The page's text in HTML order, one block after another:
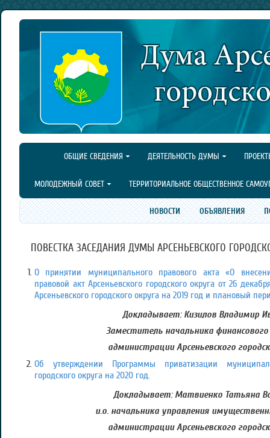
ОБЩИЕ СВЕДЕНИЯ ДЕЯТЕЛЬНОСТЬ ДУМЫ
МОЛОДЕЖНЫЙ СОВЕТ ТЕРРИТОРИАЛЬНОЕ ОБЩЕСТВЕННОЕ
НОВОСТИ ОБЪЯВЛЕНИЯ
ПОВЕСТКА ЗАСЕДАНИЯ ДУМЫ АРСЕНЬЕВСКОГО
О принятии муниципального правового акта «О
правовой акт Арсеньевского городского округа от 26
Арсеньевского городского округа на 2019 год и плановый
Докладывает: Кизилов Владимир
Заместитель начальника финансового
администрации Арсеньевского
Об утверждении Программы приватизации
городского округа на 2020 год.
Докладывает: Матвиенко Татьяна
и.о. начальника управления
администрации Арсеньевского